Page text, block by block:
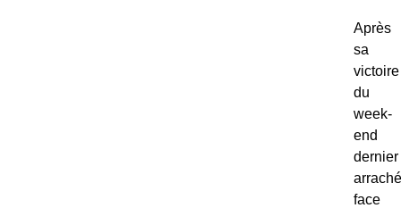
Après
sa
victoire
du
week-
end
dernier
face